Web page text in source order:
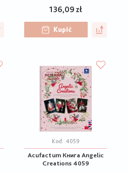
136,09 zł
Kupić
Kod: 4059
Acufactum Книга Angelic
Creations 4059